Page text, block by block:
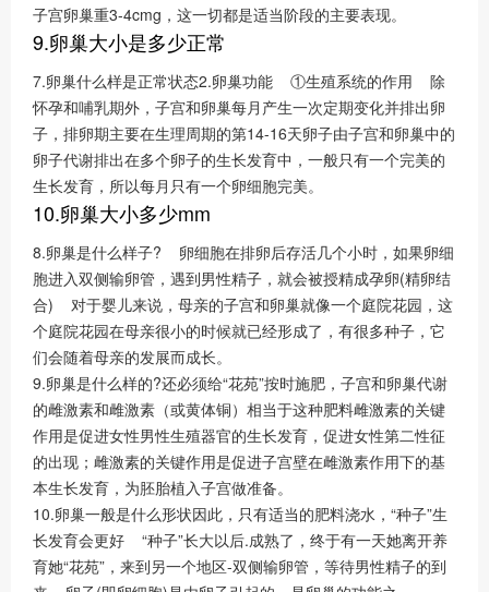
子宫卵巢重3-4cmg，这一切都是适当阶段的主要表现。
9.卵巢大小是多少正常
7.卵巢什么样是正常状态2.卵巢功能 ①生殖系统的作用 除
怀孕和哺乳期外，子宫和卵巢每月产生一次定期变化并排出卵
子，排卵期主要在生理周期的第14-16天卵子由子宫和卵巢中的
卵子代谢排出在多个卵子的生长发育中，一般只有一个完美的
生长发育，所以每月只有一个卵细胞完美。
10.卵巢大小多少mm
8.卵巢是什么样子? 卵细胞在排卵后存活几个小时，如果卵细
胞进入双侧输卵管，遇到男性精子，就会被授精成孕卵(精卵结
合) 对于婴儿来说，母亲的子宫和卵巢就像一个庭院花园，这
个庭院花园在母亲很小的时候就已经形成了，有很多种子，它
们会随着母亲的发展而成长。
9.卵巢是什么样的?还必须给“花苑”按时施肥，子宫和卵巢代谢
的雌激素和雌激素（或黄体铜）相当于这种肥料雌激素的关键
作用是促进女性男性生殖器官的生长发育，促进女性第二性征
的出现；雌激素的关键作用是促进子宫壁在雌激素作用下的基
本生长发育，为胚胎植入子宫做准备。
10.卵巢一般是什么形状因此，只有适当的肥料浇水，“种子”生
长发育会更好 “种子”长大以后.成熟了，终于有一天她离开养
育她“花苑”，来到另一个地区-双侧输卵管，等待男性精子的到